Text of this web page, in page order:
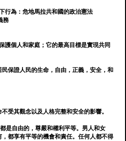
行為：危地馬拉共和國的政治憲法
務
護個人和家庭；它的最高目標是實現共同
保證人民的生命，自由，正義，安全，和
受其觀念以及人格完整和安全的影響。
是自由的，尊嚴和權利平等。男人和女
都享有平等的機會和責任。任何人都不得